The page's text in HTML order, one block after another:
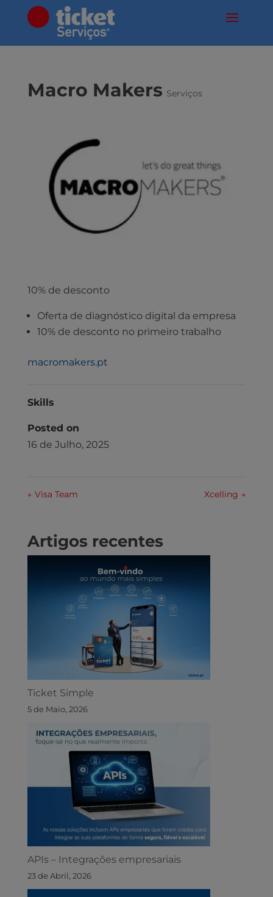
Macro Makers Serviços
10% de desconto
Oferta de diagnóstico digital da empresa
10% de desconto no primeiro trabalho
macromakers.pt
Skills
Posted on
16 de Julho, 2025
←Visa Team Xcelling →
Artigos recentes
Ticket Simple
5 de Maio, 2026
APIs – Integrações empresariais
23 de Abril, 2026